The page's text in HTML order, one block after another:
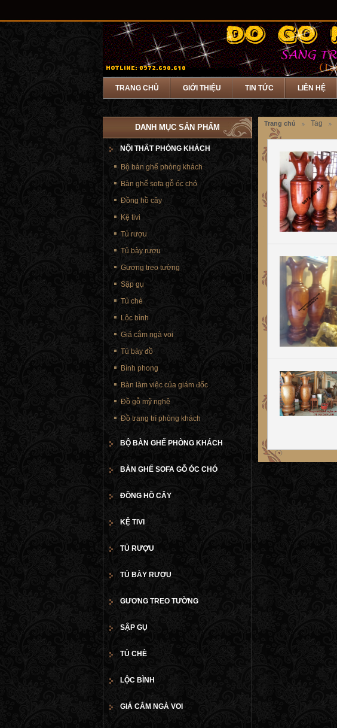
TRANG CHỦ GIỚI THIỆU TIN TỨC LIÊN HỆ
Trang chủ Tag
DANH MỤC SẢN PHẨM
NỘI THẤT PHÒNG KHÁCH
Bộ bàn ghế phòng khách
Bàn ghế sofa gỗ óc chó
Đồng hồ cây
Kệ tivi
Tủ rượu
Tủ bày rượu
Gương treo tường
Sập gụ
Tủ chè
Lộc bình
Giá cắm ngà voi
Tủ bày đồ
Bình phong
Bàn làm việc của giám đốc
Đồ gỗ mỹ nghệ
Đồ trang trí phòng khách
BỘ BÀN GHẾ PHÒNG KHÁCH
BÀN GHẾ SOFA GỖ ÓC CHÓ
ĐỒNG HỒ CÂY
KỆ TIVI
TỦ RƯỢU
TỦ BÀY RƯỢU
GƯƠNG TREO TƯỜNG
SẬP GỤ
TỦ CHÈ
LỘC BÌNH
GIÁ CẮM NGÀ VOI